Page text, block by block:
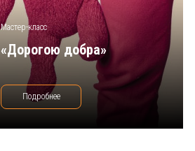
Мастер-класс
«Дорогою добра»
Подробнее